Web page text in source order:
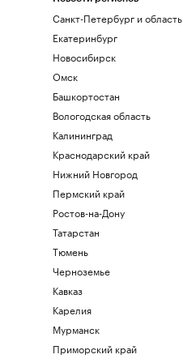
Санкт-Петербург и область
Екатеринбург
Новосибирск
Омск
Башкортостан
Вологодская область
Калининград
Краснодарский край
Нижний Новгород
Пермский край
Ростов-на-Дону
Татарстан
Тюмень
Черноземье
Кавказ
Карелия
Мурманск
Приморский край